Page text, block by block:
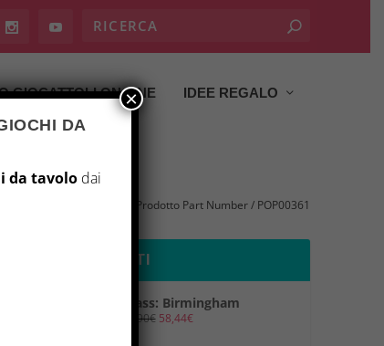
GIOCATTOLI ON LINE IDEE REGALO
/ Prodotto Part Number / POP00361
PRODOTTI
Brass: Birmingham
69,90€ 58,44€
DA
da tavolodai
×